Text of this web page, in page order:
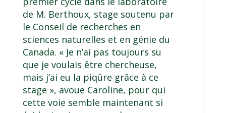
de M. Berthoux, stage soutenu par
le Conseil de recherches en
sciences naturelles et en génie du
Canada. « Je n’ai pas toujours su
que je voulais être chercheuse,
mais j’ai eu la piqûre grâce à ce
stage », avoue Caroline, pour qui
cette voie semble maintenant si